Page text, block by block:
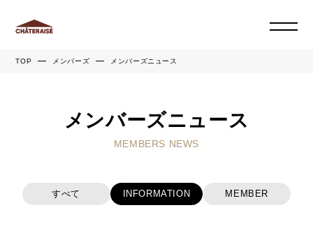
TOP メンバーズ メンバーズニュース
メンバーズニュース
MEMBERS NEWS
すべて INFORMATION MEMBER